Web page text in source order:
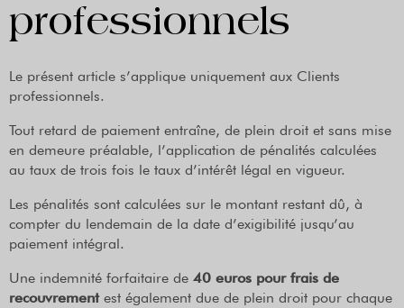
professionnels
Le présent article s’applique uniquement aux Clients
professionnels.
Tout retard de paiement entraîne, de plein droit et sans mise
en demeure préalable, l’application de pénalités calculées
au taux de trois fois le taux d’intérêt légal en vigueur.
Les pénalités sont calculées sur le montant restant dû, à
compter du lendemain de la date d’exigibilité jusqu’au
paiement intégral.
Une indemnité forfaitaire de 40 euros pour frais de
recouvrementest également due de plein droit pour chaque